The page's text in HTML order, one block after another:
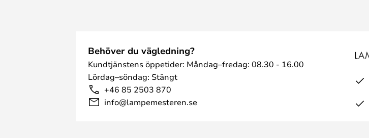
Behöver du vägledning?
Kundtjänstens öppetider: Måndag–fredag: 08.30 - 16.00
Lördag–söndag: Stängt
+46 85 2503 870
info@lampemesteren.se